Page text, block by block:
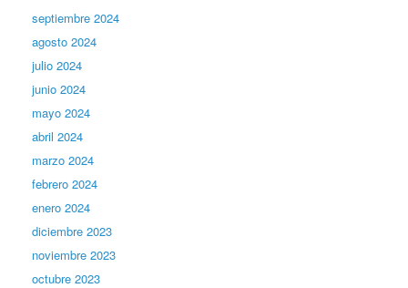
septiembre 2024
agosto 2024
julio 2024
junio 2024
mayo 2024
abril 2024
marzo 2024
febrero 2024
enero 2024
diciembre 2023
noviembre 2023
octubre 2023